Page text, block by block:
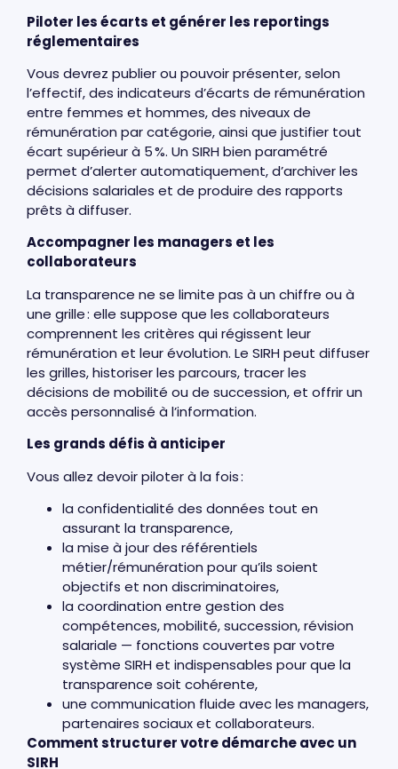
Piloter les écarts et générer les reportings
réglementaires
Vous devrez publier ou pouvoir présenter, selon
l’effectif, des indicateurs d’écarts de rémunération
entre femmes et hommes, des niveaux de
rémunération par catégorie, ainsi que justifier tout
écart supérieur à 5 %. Un SIRH bien paramétré
permet d’alerter automatiquement, d’archiver les
décisions salariales et de produire des rapports
prêts à diffuser.
Accompagner les managers et les
collaborateurs
La transparence ne se limite pas à un chiffre ou à
une grille : elle suppose que les collaborateurs
comprennent les critères qui régissent leur
rémunération et leur évolution. Le SIRH peut diffuser
les grilles, historiser les parcours, tracer les
décisions de mobilité ou de succession, et offrir un
accès personnalisé à l’information.
Les grands défis à anticiper
Vous allez devoir piloter à la fois :
la confidentialité des données tout en
assurant la transparence,
la mise à jour des référentiels
métier/rémunération pour qu’ils soient
objectifs et non discriminatoires,
la coordination entre gestion des
compétences, mobilité, succession, révision
salariale — fonctions couvertes par votre
système SIRH et indispensables pour que la
transparence soit cohérente,
une communication fluide avec les managers,
partenaires sociaux et collaborateurs.
Comment structurer votre démarche avec un
SIRH